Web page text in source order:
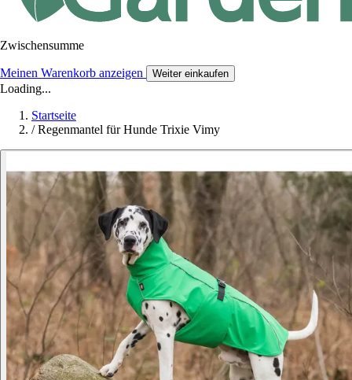
Zwischensumme
Meinen Warenkorb anzeigen Weiter einkaufen
Loading...
Startseite
/ Regenmantel für Hunde Trixie Vimy